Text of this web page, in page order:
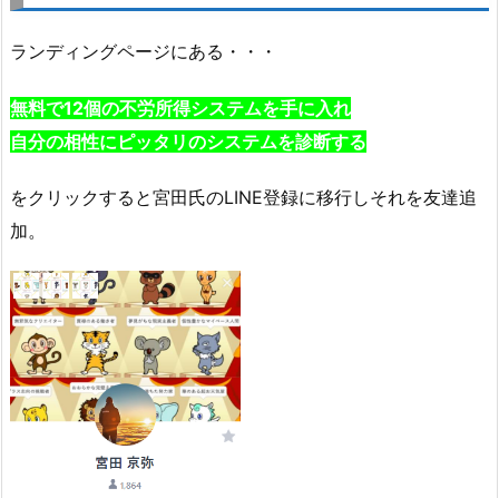
ランディングページにある・・・
無料で12個の不労所得システムを手に入れ
自分の相性にピッタリのシステムを診断する
をクリックすると宮田氏のLINE登録に移行しそれを友達追
加。